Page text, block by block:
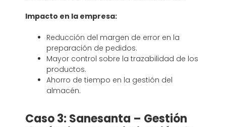
Impacto en la empresa:
Reducción del margen de error en la
preparación de pedidos.
Mayor control sobre la trazabilidad de los
productos.
Ahorro de tiempo en la gestión del
almacén.
Caso 3: Sanesanta – Gestión